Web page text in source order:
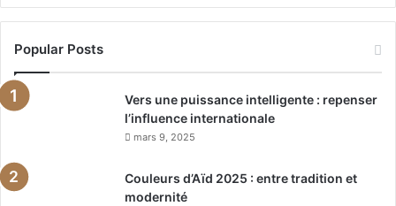
Popular Posts
Vers une puissance intelligente : repenser
l’influence internationale
mars 9, 2025
Couleurs d’Aïd 2025 : entre tradition et
modernité